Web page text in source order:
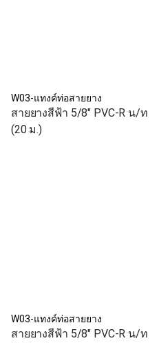
W03-แทงค์ท่อสายยาง
สายยางสีฟ้า 5/8" PVC-R น/ท
(20 ม.)
W03-แทงค์ท่อสายยาง
สายยางสีฟ้า 5/8" PVC-R น/ท